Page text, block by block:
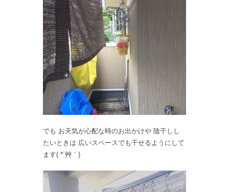
でも お天気が心配な時のお出かけや 陰干しし
たいときは 広いスペースでも干せるようにして
ます( *´艸｀)